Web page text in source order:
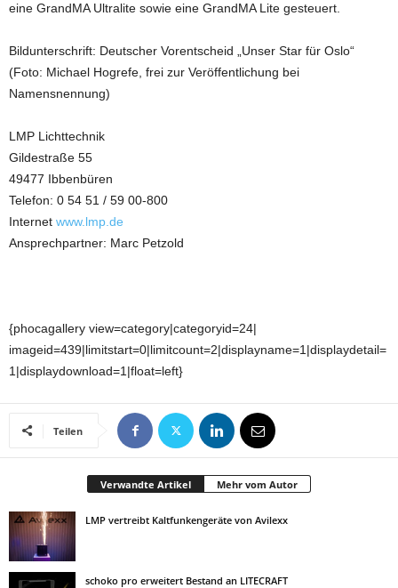
eine GrandMA Ultralite sowie eine GrandMA Lite gesteuert.
Bildunterschrift: Deutscher Vorentscheid „Unser Star für Oslo“
(Foto: Michael Hogrefe, frei zur Veröffentlichung bei
Namensnennung)
LMP Lichttechnik
Gildestraße 55
49477 Ibbenbüren
Telefon: 0 54 51 / 59 00-800
Internet www.lmp.de
Ansprechpartner: Marc Petzold
{phocagallery view=category|categoryid=24|
imageid=439|limitstart=0|limitcount=2|displayname=1|displaydetail=
1|displaydownload=1|float=left}
Teilen
Verwandte Artikel Mehr vom Autor
LMP vertreibt Kaltfunkengeräte von Avilexx
schoko pro erweitert Bestand an LITECRAFT